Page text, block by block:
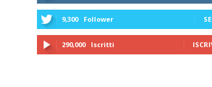
9,300 Follower
290,000 Iscritti